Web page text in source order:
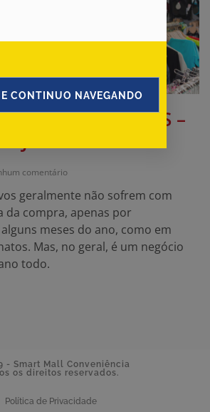
ESPORTIVOS –
JOGO
comentário
geralmente não sofrem com
da compra, apenas por
meses do ano, como em
Mas, no geral, é um negócio
todo.
- Smart Mall Conveniência
os direitos reservados.
Política de Privacidade
CONTINUO NAVEGANDO